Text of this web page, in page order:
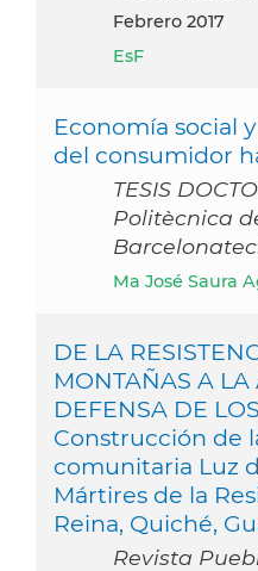
febrero 2017
EsF
Economía social
del consumidor
TESIS
Politècnica
Ma José Saura
DE LA
MONTAÑAS A LA
DEFENSA DE
Construcción de
comunitaria Luz
Mártires de la
Reina, Quiché,
Revista